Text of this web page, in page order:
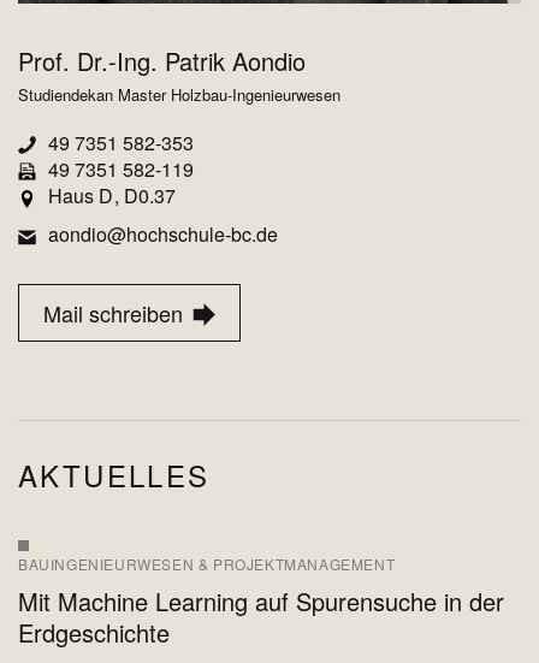
Prof. Dr.-Ing. Patrik Aondio
Studiendekan Master Holzbau-Ingenieurwesen
49 7351 582-353
49 7351 582-119
Haus D D0.37
aondio@hochschule-bc.de
Mail schreiben
AKTUELLES
BAUINGENIEURWESEN & PROJEKTMANAGEMENT
Mit Machine Learning auf Spurensuche in der
Erdgeschichte